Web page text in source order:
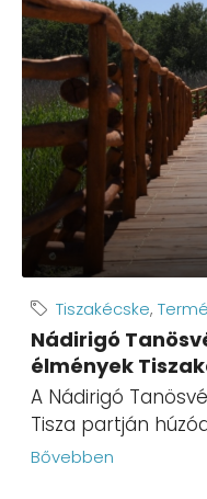
Tiszakécske,
Nádirigó
élmények
A Nádirigó
Tisza partján
Bővebben